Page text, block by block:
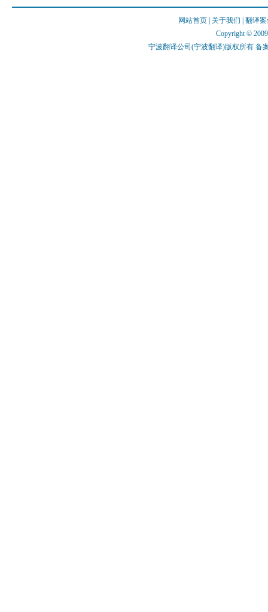
网站首页 关于我们
翻译
Copyright ©
宁波翻译公司(宁波翻译)版权所有 备